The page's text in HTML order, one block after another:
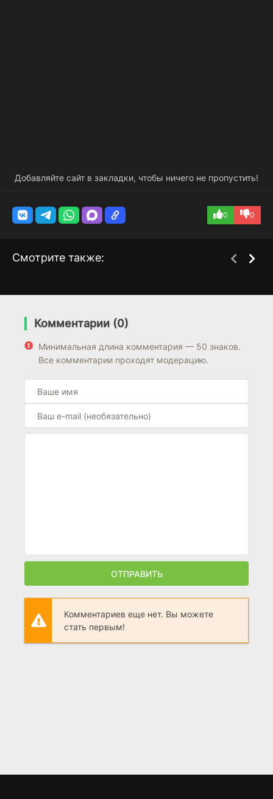
Добавляйте сайт в закладки, чтобы ничего не пропустить!
0 0
Смотрите также:
Комментарии (0)
Минимальная длина комментария — 50 знаков.
Все комментарии проходят модерацию.
ОТПРАВИТЬ
Комментариев еще нет. Вы можете
стать первым!